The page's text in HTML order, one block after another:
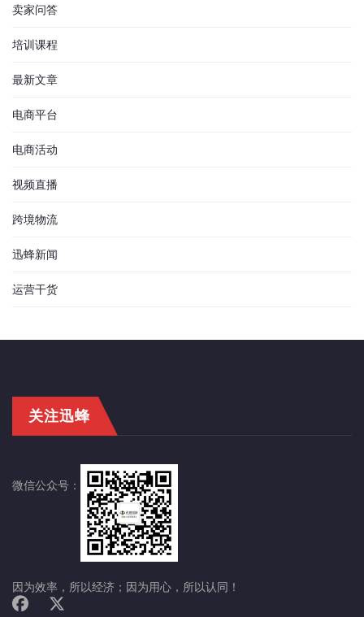
卖家问答
培训课程
最新文章
电商平台
电商活动
视频直播
跨境物流
迅蜂新闻
运营干货
关注迅蜂
微信公众号：
因为效率，所以经济；因为用心，所以认同！